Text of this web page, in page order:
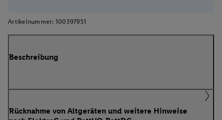
Artikelnummer: 100397951
Beschreibung
Rücknahme von Altgeräten und weitere Hinweise